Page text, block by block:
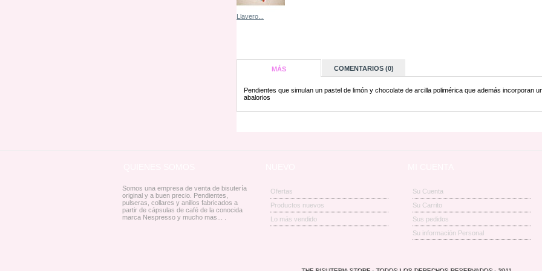
Llavero...
MÁS COMENTARIOS (0)
Pendientes que simulan un pastel de limón y chocolate de arcilla polimérica que además incorporan
abalorios
Somos una empresa de venta de bisutería
original y a buen precio. Pendientes,
pulseras, collares y anillos fabricados a
partir de cápsulas de café de la conocida
marca Nespresso y mucho mas... .
Ofertas
Productos nuevos
Lo más vendido
Su Cuenta
Su Carrito
Sus pedidos
Su información Personal